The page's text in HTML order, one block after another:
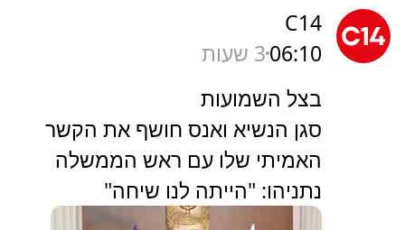
C14
06:103 שעות
בצל השמועות
סגן הנשיא ואנס חושף את הקשר
האמיתי שלו עם ראש הממשלה
נתניהו: "הייתה לנו שיחה"